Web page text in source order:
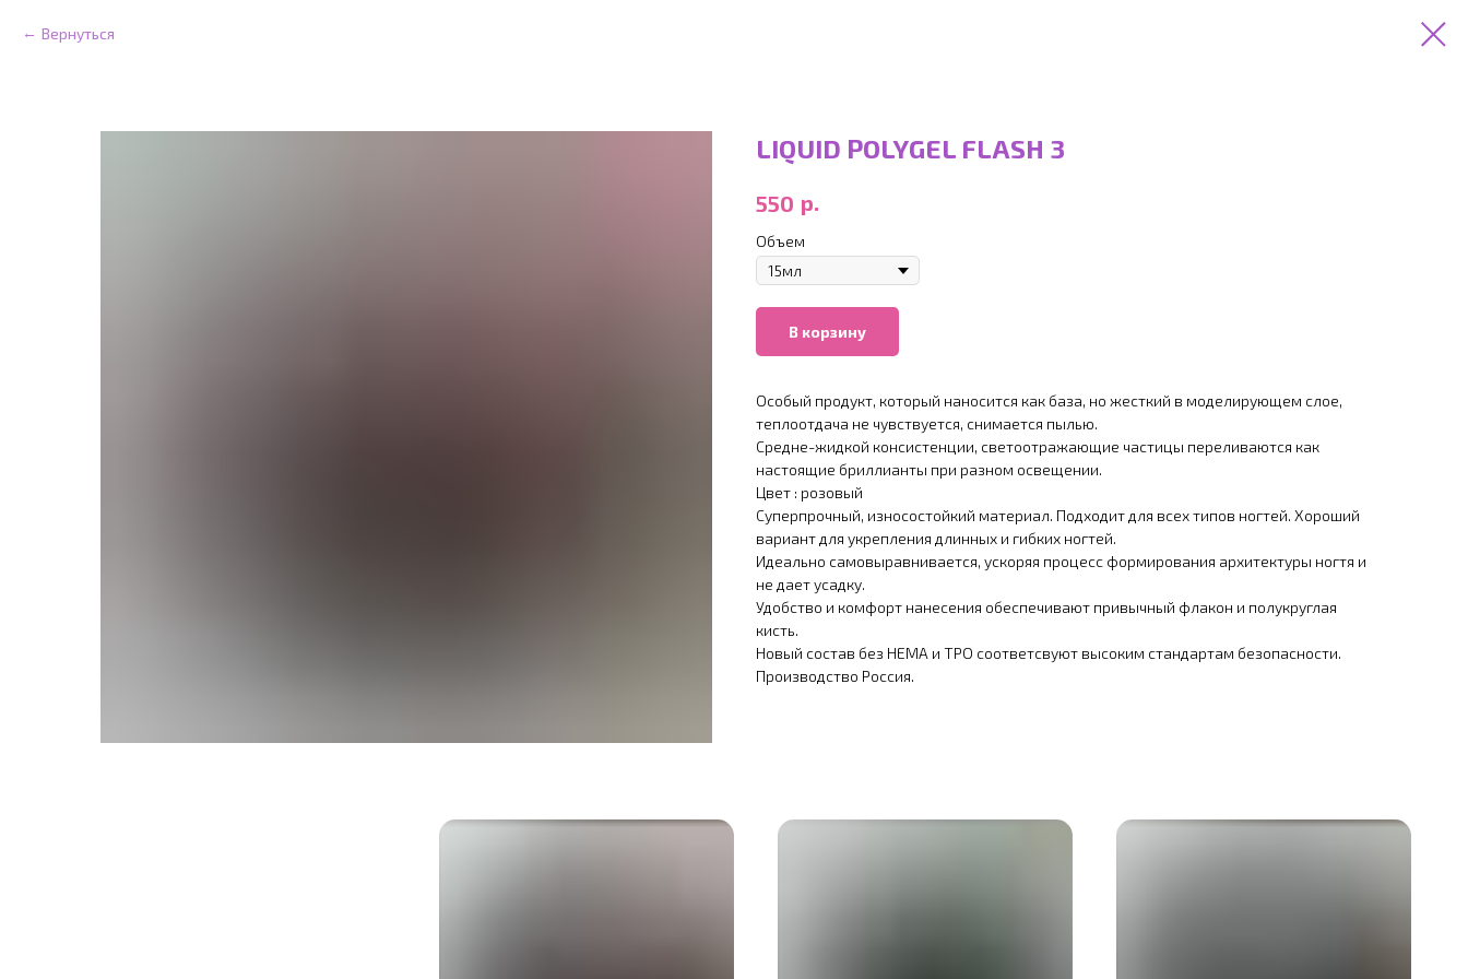
Вернуться
LIQUID POLYGEL FLASH 3
550 р.
Объем
В корзину
Особый продукт, который наносится как база, но жесткий в моделирующем слое,
теплоотдача не чувствуется, снимается пылью.
Средне-жидкой консистенции, светоотражающие частицы переливаются как
настоящие бриллианты при разном освещении.
Цвет : розовый
Суперпрочный, износостойкий материал. Подходит для всех типов ногтей. Хороший
вариант для укрепления длинных и гибких ногтей.
Идеально самовыравнивается, ускоряя процесс формирования архитектуры ногтя и
не дает усадку.
Удобство и комфорт нанесения обеспечивают привычный флакон и полукруглая
кисть.
Новый состав без HEMA и TPO соответсвуют высоким стандартам безопасности.
Производство Россия.